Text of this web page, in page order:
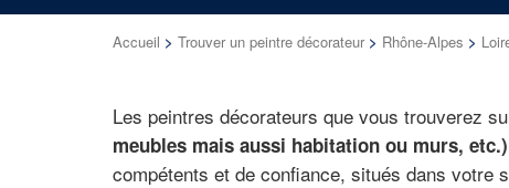
Accueil > Trouver un peintre décorateur > Rhône-Alpes >
Les peintres décorateurs que vous trouverez
meubles mais aussi habitation ou murs, etc.)
compétents et de confiance, situés dans votre